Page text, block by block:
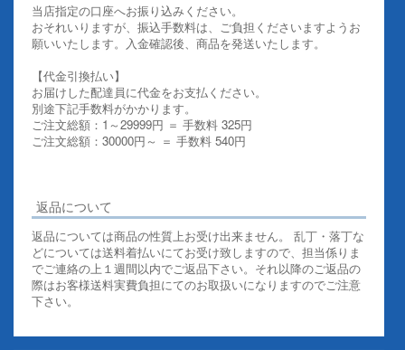
当店指定の口座へお振り込みください。
おそれいりますが、振込手数料は、ご負担くださいますようお
願いいたします。入金確認後、商品を発送いたします。
【代金引換払い】
お届けした配達員に代金をお支払ください。
別途下記手数料がかかります。
ご注文総額：1～29999円 ＝ 手数料 325円
ご注文総額：30000円～ ＝ 手数料 540円
返品について
返品については商品の性質上お受け出来ません。 乱丁・落丁な
どについては送料着払いにてお受け致しますので、担当係りま
でご連絡の上１週間以内でご返品下さい。それ以降のご返品の
際はお客様送料実費負担にてのお取扱いになりますのでご注意
下さい。